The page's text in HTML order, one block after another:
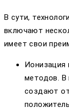
В сути,
включают
имеет свои
Ионизация
методов. В
создают